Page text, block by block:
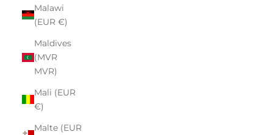
Malawi
(EUR €)
Maldives
(MVR
MVR)
Mali (EUR
€)
Malte (EUR